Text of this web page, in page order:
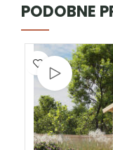
PODOBNE
Obejrzyj